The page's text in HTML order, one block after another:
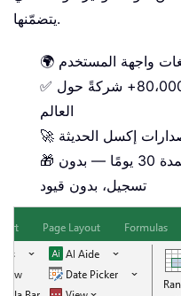
يتضمّنها.
✅ يثق به 500،000+ مستخدمًا و80،000+ شركةً حول
العالم
إكسل الحديثة
🎁 نسخة تجريبية كاملة الميزات لمدة 30 يومًا — بدون
تسجيل، بدون قيود